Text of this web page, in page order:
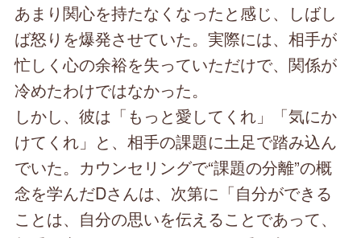
あまり関心を持たなくなったと感じ、しばし
ば怒りを爆発させていた。実際には、相手が
忙しく心の余裕を失っていただけで、関係が
冷めたわけではなかった。
しかし、彼は「もっと愛してくれ」「気にか
けてくれ」と、相手の課題に土足で踏み込ん
でいた。カウンセリングで“課題の分離”の概
念を学んだDさんは、次第に「自分ができる
ことは、自分の思いを伝えることであって、